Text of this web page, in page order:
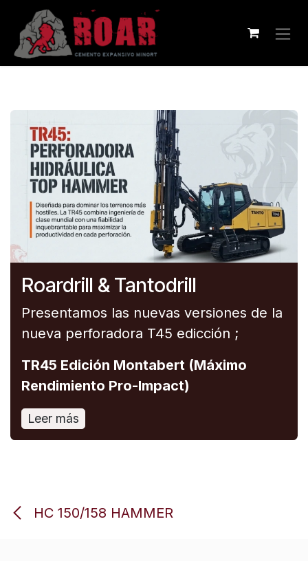
Skip to Content
Roardrill & Tantodrill
Presentamos las nuevas versiones de la
nueva perforadora T45 edicción ;
TR45 Edición Montabert (Máximo
Rendimiento Pro-Impact)
Leer más
HC 150/158 HAMMER